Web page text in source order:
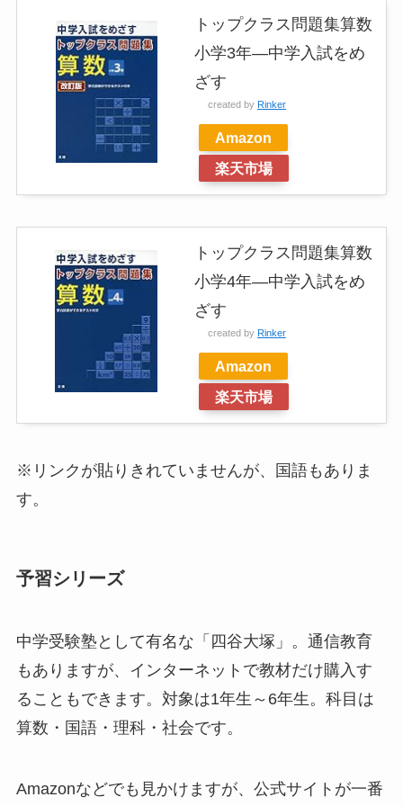
トップクラス問題集算数
小学3年―中学入試をめ
ざす
created by Rinker
Amazon
楽天市場
トップクラス問題集算数
小学4年―中学入試をめ
ざす
created by Rinker
Amazon
楽天市場
※リンクが貼りきれていませんが、国語もありま
す。
予習シリーズ
中学受験塾として有名な「四谷大塚」。通信教育
もありますが、インターネットで教材だけ購入す
ることもできます。対象は1年生～6年生。科目は
算数・国語・理科・社会です。
Amazonなどでも見かけますが、公式サイトが一番